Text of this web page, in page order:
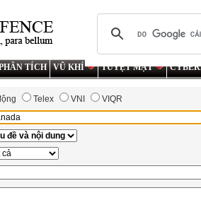
TÍCH VŨ KHÍ TUYỆT MẬT
Telex VNI
VIQR